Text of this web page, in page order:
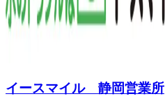
イースマイル 静岡営業所